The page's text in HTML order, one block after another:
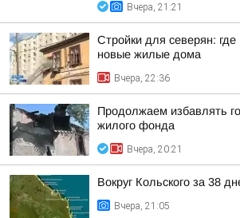
Вчера, 21:21
Стройки для северян: где
новые жилые дома
Вчера, 22:36
Продолжаем избавлять
жилого фонда
Вчера, 20:21
Вокруг Кольского за 38
Вчера, 21:05